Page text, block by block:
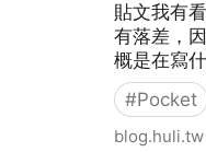
貼文我有
有落差，
概是在寫
#Pocket
blog.huli.tw